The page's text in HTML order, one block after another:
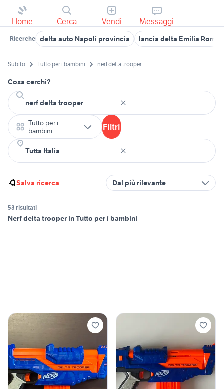
Home Cerca Vendi Messaggi
Ricerche delta auto Napoli provincia lancia delta Emilia
Subito Tutto per i bambini nerf delta trooper
Cosa cerchi?
Tutto per i
bambini
Filtri
Salva ricerca Dal più rilevante
53 risultati
Nerf delta trooper in Tutto per i bambini